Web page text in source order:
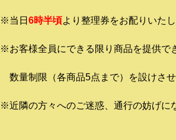
※当日 6時半頃より整理券をお配りいたし
※お客様全員にできる限り商品を提供で
数量制限（各商品5点まで）を設けさせ
※近隣の方々へのご迷惑、通行の妨げに